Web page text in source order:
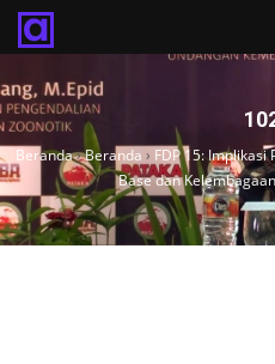
Beranda›Beranda › FDP 15:
Base dan